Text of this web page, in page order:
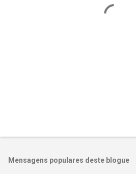
i
Mensagens populares deste blogue